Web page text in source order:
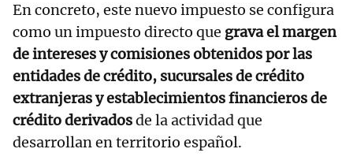
En concreto, este nuevo impuesto se configura
como un impuesto directo que grava el margen
de intereses y comisiones obtenidos por las
entidades de crédito, sucursales de crédito
extranjeras y establecimientos financieros de
crédito derivadosde la actividad que
desarrollan en territorio español.